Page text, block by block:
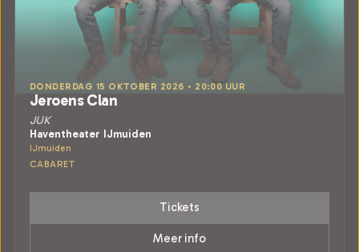
DONDERDAG 15 OKTOBER 2026 • 20:00 UUR
Jeroens Clan
JUK
Haventheater IJmuiden
IJmuiden
CABARET
Tickets
Meer info